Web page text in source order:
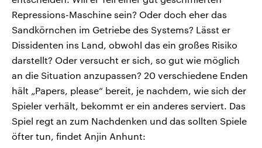
Repressions-Maschine sein? Oder doch eher das
Sandkörnchen im Getriebe des Systems? Lässt er
Dissidenten ins Land, obwohl das ein großes Risiko
darstellt? Oder versucht er sich, so gut wie möglich
an die Situation anzupassen? 20 verschiedene Enden
hält „Papers, please“ bereit, je nachdem, wie sich der
Spieler verhält, bekommt er ein anderes serviert. Das
Spiel regt an zum Nachdenken und das sollten Spiele
öfter tun, findet Anjin Anhunt: